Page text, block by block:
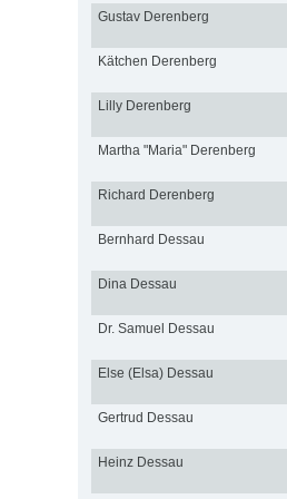
Gustav Derenberg
Kätchen Derenberg
Lilly Derenberg
Martha "Maria" Derenberg
Richard Derenberg
Bernhard Dessau
Dina Dessau
Dr. Samuel Dessau
Else (Elsa) Dessau
Gertrud Dessau
Heinz Dessau